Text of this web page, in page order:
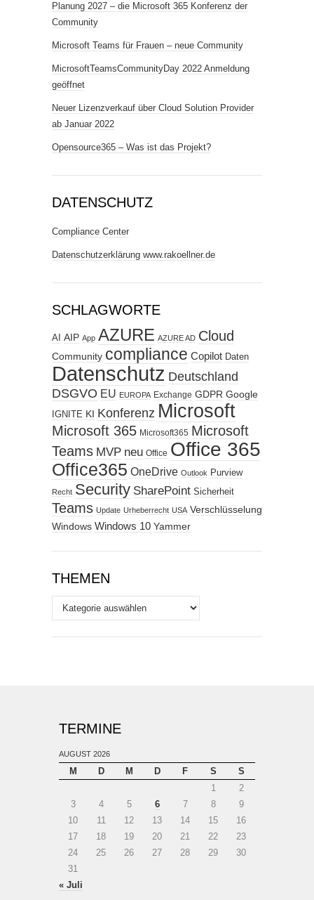
Planung 2027 – die Microsoft 365 Konferenz der
Community
Microsoft Teams für Frauen – neue Community
MicrosoftTeamsCommunityDay 2022 Anmeldung
geöffnet
Neuer Lizenzverkauf über Cloud Solution Provider
ab Januar 2022
Opensource365 – Was ist das Projekt?
DATENSCHUTZ
Compliance Center
Datenschutzerklärung www.rakoellner.de
SCHLAGWORTE
AI AIP App AZURE AZURE AD Cloud
Community compliance Copilot Daten
Datenschutz Deutschland
DSGVO EU EUROPA Exchange GDPR Google
IGNITE KI Konferenz Microsoft
Microsoft 365 Microsoft365 Microsoft
Teams MVP neu Office Office 365
Office365 OneDrive Outlook Purview
Recht Security SharePoint Sicherheit
Teams Update Urheberrecht USA Verschlüsselung
Windows Windows 10 Yammer
THEMEN
Themen
TERMINE
AUGUST 2026
M D M D F S
S
1
2
3
4 5 6 7 8
9
10
11 12 13 14 15
16
17
18 19 20 21 22
23
24
25 26 27 28 29
30
31
« Juli